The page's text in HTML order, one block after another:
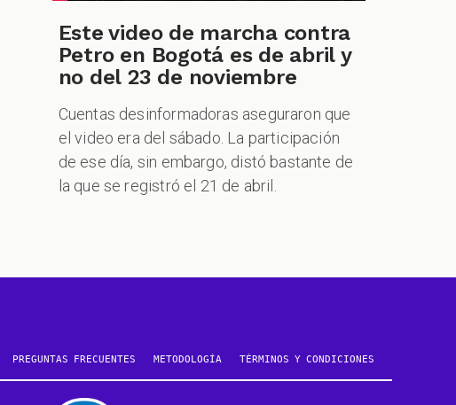
Este video de marcha contra
Petro en Bogotá es de abril y
no del 23 de noviembre
Cuentas desinformadoras aseguraron que
el video era del sábado. La participación
de ese día, sin embargo, distó bastante de
la que se registró el 21 de abril.
PREGUNTAS FRECUENTES METODOLOGÍA TÉRMINOS Y CONDICIONES